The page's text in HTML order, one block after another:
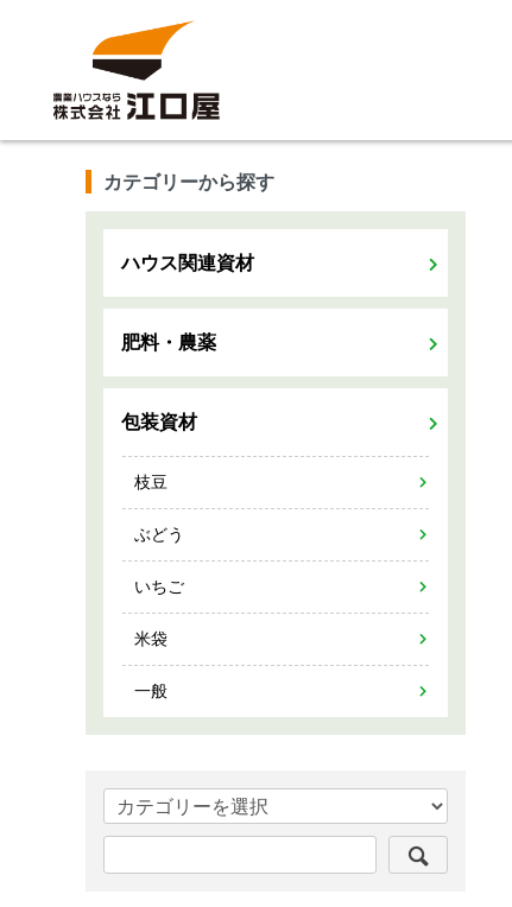
カテゴリーから探す
ハウス関連資材
肥料・農薬
包装資材
枝豆
ぶどう
いちご
米袋
一般